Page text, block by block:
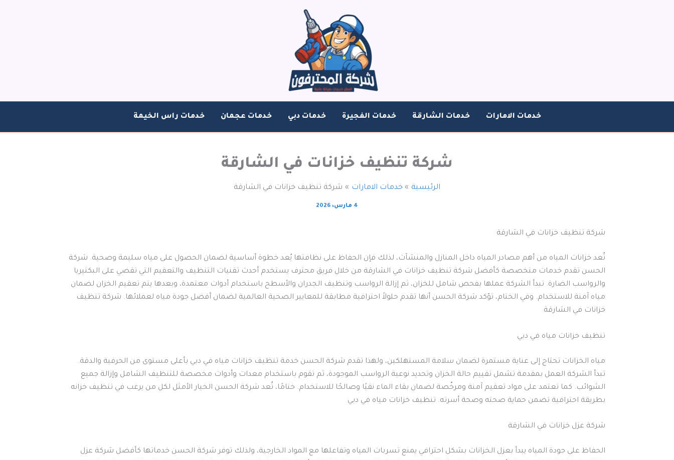
خدمات الامارات خدمات الشارقة خدمات الفجيرة خدمات دبي خدمات عجمان خدمات راس الخيمة
شركة تنظيف خزانات في الشارقة
الرئيسية خدمات الامارات شركة تنظيف خزانات في الشارقة
4 مارس، 2026
شركة تنظيف خزانات في الشارقة
تُعد خزانات المياه من أهم مصادر المياه داخل المنازل والمنشآت، لذلك فإن الحفاظ على نظافتها يُعد خطوة أساسية لضمان الحصول على مياه سليمة وصحية. شركة
الحسن تقدم خدمات متخصصة كأفضل شركة تنظيف خزانات في الشارقة من خلال فريق محترف يستخدم أحدث تقنيات التنظيف والتعقيم التي تقضي على البكتيريا
والرواسب الضارة. تبدأ الشركة عملها بفحص شامل للخزان، ثم إزالة الرواسب وتنظيف الجدران والأسطح باستخدام أدوات معتمدة، وبعدها يتم تعقيم الخزان لضمان
مياه آمنة للاستخدام. وفي الختام، تؤكد شركة الحسن أنها تقدم حلولاً احترافية مطابقة للمعايير الصحية العالمية لضمان أفضل جودة مياه لعملائها. شركة تنظيف
خزانات في الشارقة
تنظيف خزانات مياه في دبي
مياه الخزانات تحتاج إلى عناية مستمرة لضمان سلامة المستهلكين، ولهذا تقدم شركة الحسن خدمة تنظيف خزانات مياه في دبي بأعلى مستوى من الحرفية والدقة.
تبدأ الشركة العمل بمقدمة تشمل تقييم حالة الخزان وتحديد نوعية الرواسب الموجودة، ثم تقوم باستخدام معدات وأدوات مخصصة للتنظيف الشامل وإزالة جميع
الشوائب. كما تعتمد على مواد تعقيم آمنة ومرخّصة لضمان بقاء الماء نقيًا وصالحًا للاستخدام. ختامًا، تُعد شركة الحسن الخيار الأمثل لكل من يرغب في تنظيف خزانه
بطريقة احترافية تضمن حماية صحته وصحة أسرته. تنظيف خزانات مياه في دبي
شركة عزل خزانات في الشارقة
الحفاظ على جودة المياه يبدأ بعزل الخزانات بشكل احترافي يمنع تسربات المياه وتفاعلها مع المواد الخارجية، ولذلك توفر شركة الحسن خدماتها كأفضل شركة عزل